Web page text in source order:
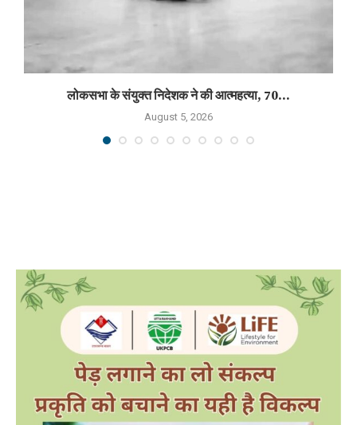
लोकसभा के संयुक्त निदेशक ने की आत्महत्या, 70...
August 5, 2026